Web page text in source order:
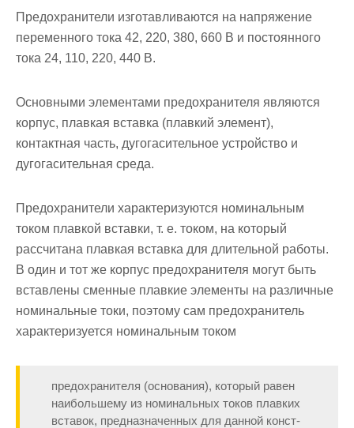
Предохранители изготавливаются на напряжение
переменного тока 42, 220, 380, 660 В и постоянного
тока 24, 110, 220, 440 В.
Основными элементами предохранителя являются
корпус, плав­кая вставка (плавкий элемент),
контактная часть, дугогасительное устройство и
дугогасительная среда.
Предохранители характеризуются номинальным
током плавкой вставки, т. е. током, на который
рассчитана плавкая вставка для дли­тельной работы.
В один и тот же корпус предохранителя могут быть
вставлены сменные плавкие элементы на различные
номинальные то­ки, поэтому сам предохранитель
характеризуется номинальным током
предохранителя (основания), который равен
наибольшему из номи­нальных токов плавких
вставок, предназначенных для данной конст­